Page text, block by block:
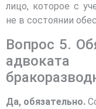
лицо, которое с
не в состоянии
Вопрос 5.
Да, обязательно.